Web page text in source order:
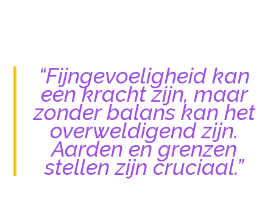
“Fijngevoeligheid kan
een kracht zijn, maar
zonder balans kan het
overweldigend zijn.
Aarden en grenzen
stellen zijn cruciaal.”